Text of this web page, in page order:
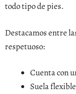
todo tipo de pies.
Destacamos entre
respetuoso:
Cuenta con
Suela